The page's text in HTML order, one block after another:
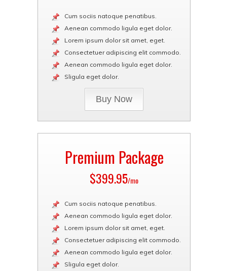
Cum sociis natoque penatibus.
Aenean commodo ligula eget dolor.
Lorem ipsum dolor sit amet, eget.
Consectetuer adipiscing elit commodo.
Aenean commodo ligula eget dolor.
Sligula eget dolor.
Buy Now
Premium Package
$399.95/mo
Cum sociis natoque penatibus.
Aenean commodo ligula eget dolor.
Lorem ipsum dolor sit amet, eget.
Consectetuer adipiscing elit commodo.
Aenean commodo ligula eget dolor.
Sligula eget dolor.